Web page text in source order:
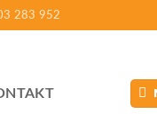
283 952